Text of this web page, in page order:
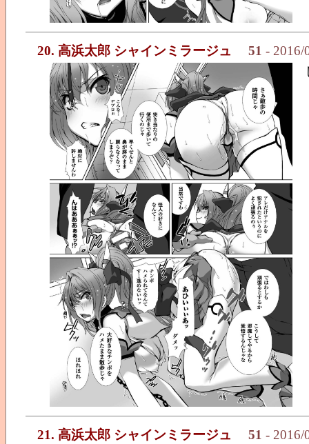
20. 高浜太郎 シャインミラージュ 51 - 2016/
21. 高浜太郎 シャインミラージュ 51 - 2016/